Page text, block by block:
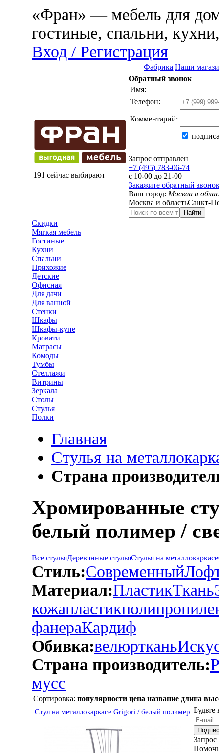
«Фран» — мебель для
гостиные, спальни,
Вход / Регистрация
Фабрика Наши
191 сейчас выбирают
Обратный звонок
Имя:
Телефон:
Комментарий:
Запрос отправлен
+7 (495) 783-06-74
с 10-00 до 21-00
Закажите обратный звонок
Ваш город: Москва и
Москва и областьСанкт-
Найти
Скидки
Мягкая мебель
Гостиные
Кухни
Спальни
Прихожие
Детские
Офисная
Для дачи
Для ванной
Стенки
Шкафы
Шкафы-купе
Кровати
Матрасы
Комоды
Тумбы
Стеллажи
Витрины
Зеркала
Столы
Стулья
Полки
Главная
Стулья на
Страна
Хромированные
белый полимер /
Все стульяДеревянные стульяСтулья на металлокаркасе
Стиль:Современный
Материал:ПластикТкань
кожапластик
фанераКардиф
Обивка:велюрткань
Страна производитель:
мусс
Сортировка: популярности цена название длина
Стул на металлокаркасе Grigori / белый полимер Будьте
Запрос